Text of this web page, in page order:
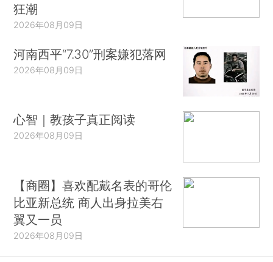
狂潮
2026年08月09日
河南西平“7.30”刑案嫌犯落网
2026年08月09日
心智｜教孩子真正阅读
2026年08月09日
【商圈】喜欢配戴名表的哥伦
比亚新总统 商人出身拉美右
翼又一员
2026年08月09日